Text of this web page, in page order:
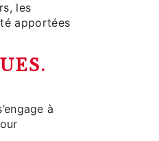
les
apportées
à